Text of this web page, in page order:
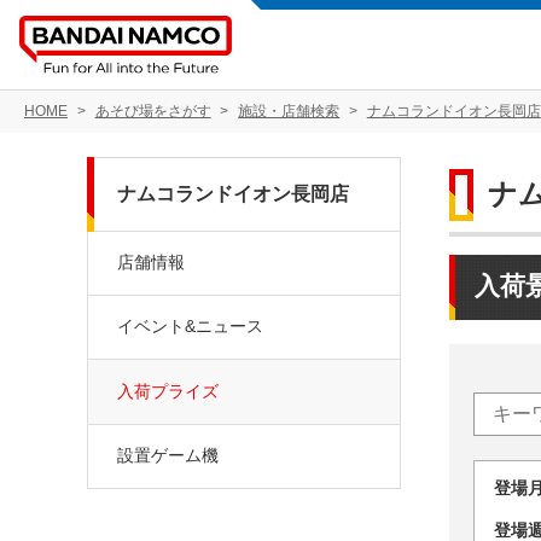
HOME あそび場をさがす 施設・店舗検索 ナムコランドイオン長岡店
ナ
入荷
登
登
ナムコランドイオン長岡店
店舗情報
イベント&ニュース
入荷プライズ
設置ゲーム機